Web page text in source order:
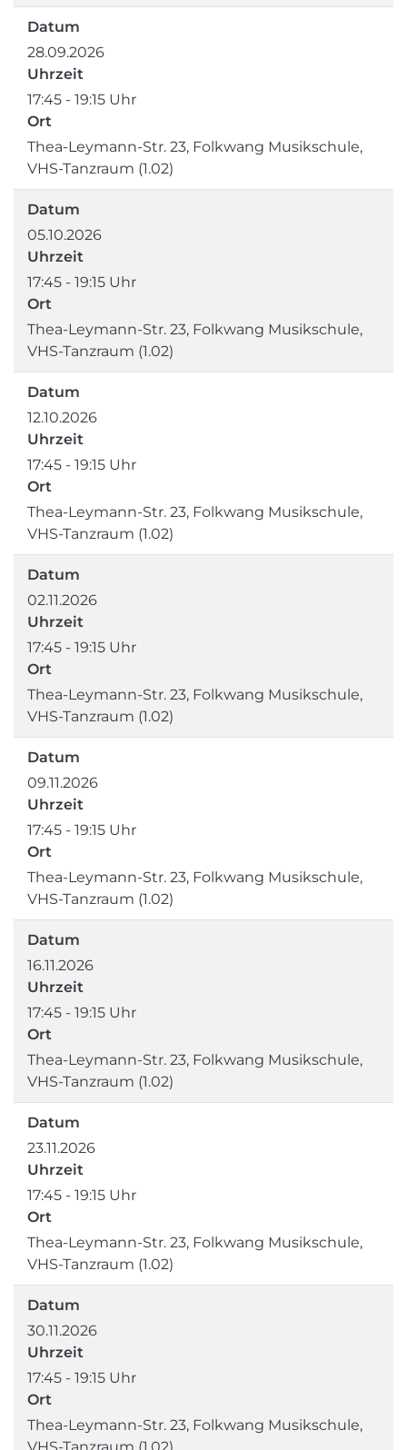
Datum
28.09.2026
Uhrzeit
17:45 - 19:15 Uhr
Ort
Thea-Leymann-Str. 23, Folkwang Musikschule,
VHS-Tanzraum (1.02)
Datum
05.10.2026
Uhrzeit
17:45 - 19:15 Uhr
Ort
Thea-Leymann-Str. 23, Folkwang Musikschule,
VHS-Tanzraum (1.02)
Datum
12.10.2026
Uhrzeit
17:45 - 19:15 Uhr
Ort
Thea-Leymann-Str. 23, Folkwang Musikschule,
VHS-Tanzraum (1.02)
Datum
02.11.2026
Uhrzeit
17:45 - 19:15 Uhr
Ort
Thea-Leymann-Str. 23, Folkwang Musikschule,
VHS-Tanzraum (1.02)
Datum
09.11.2026
Uhrzeit
17:45 - 19:15 Uhr
Ort
Thea-Leymann-Str. 23, Folkwang Musikschule,
VHS-Tanzraum (1.02)
Datum
16.11.2026
Uhrzeit
17:45 - 19:15 Uhr
Ort
Thea-Leymann-Str. 23, Folkwang Musikschule,
VHS-Tanzraum (1.02)
Datum
23.11.2026
Uhrzeit
17:45 - 19:15 Uhr
Ort
Thea-Leymann-Str. 23, Folkwang Musikschule,
VHS-Tanzraum (1.02)
Datum
30.11.2026
Uhrzeit
17:45 - 19:15 Uhr
Ort
Thea-Leymann-Str. 23, Folkwang Musikschule,